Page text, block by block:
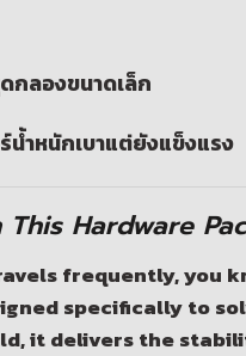
กลองขนาดเล็ก
ำหนักเบาแต่ยังแข็งแรง
Hardware
frequently, you
specifically to
it delivers the